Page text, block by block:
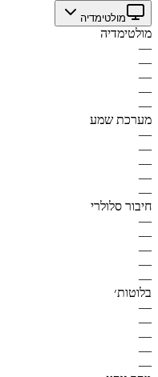
מולטימדיה
מולטימדיה
—
—
—
—
—
מערכת שמע
—
—
—
—
—
חיבור סלולרי
—
—
—
—
—
בלוטות׳
—
—
—
—
—